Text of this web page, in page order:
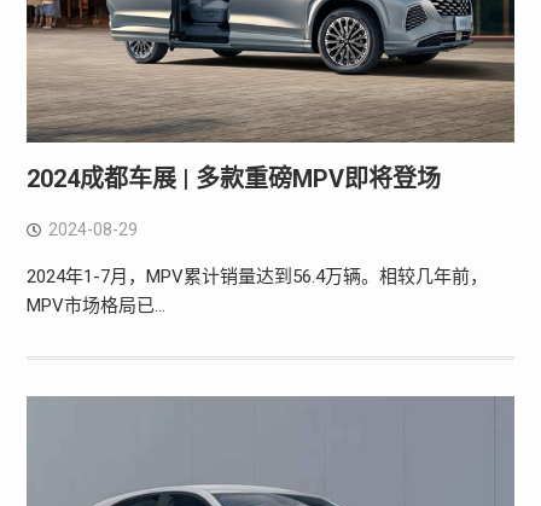
2024成都车展 | 多款重磅MPV即将登场
2024-08-29
2024年1-7月，MPV累计销量达到56.4万辆。相较几年前，
MPV市场格局已…